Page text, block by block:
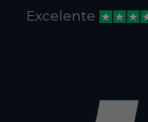
Excelente